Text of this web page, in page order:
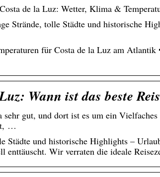
de la Luz: Wetter, Klima &
Strände, tolle Städte und historische
für Costa de la Luz am
Wann ist das beste
sehr gut, und dort ist es um ein
…
Städte und historische Highlights –
enttäuscht. Wir verraten die ideale